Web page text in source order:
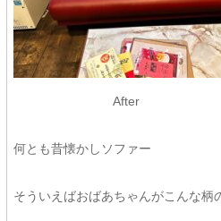
After
何とも昔懐かしソファー
そういえばおばあちゃんがこんな柄